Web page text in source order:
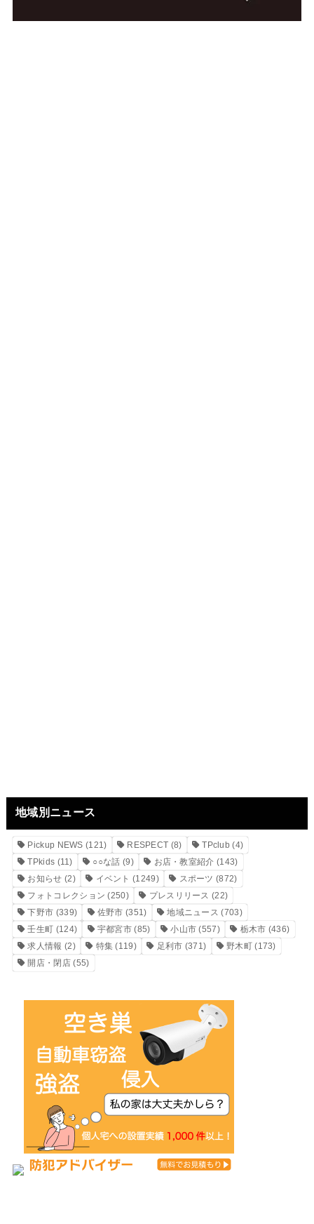
地域別ニュース
Pickup NEWS (121) RESPECT (8) TPclub (4)
TPkids (11) ○○な話 (9) お店・教室紹介 (143)
お知らせ (2) イベント (1249) スポーツ (872)
フォトコレクション (250) プレスリリース (22)
下野市 (339) 佐野市 (351) 地域ニュース (703)
壬生町 (124) 宇都宮市 (85) 小山市 (557) 栃木市 (436)
求人情報 (2) 特集 (119) 足利市 (371) 野木町(173)
開店・閉店(55)